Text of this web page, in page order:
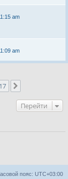
am
am
17
Перейти
пояс: UTC+03:00